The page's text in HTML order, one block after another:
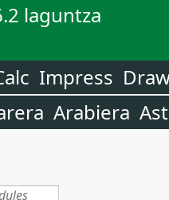
laguntza
Impress
Arabiera